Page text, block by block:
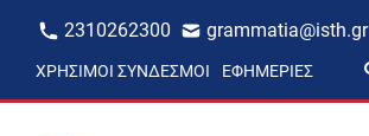
2310262300 grammatia@isth.gr
ΧΡΉΣΙΜΟΙ ΣΎΝΔΕΣΜΟΙ ΕΦΗΜΕΡΊΕΣ